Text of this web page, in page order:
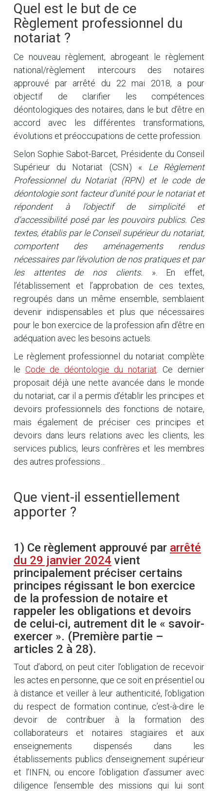
Quel est le but de ce
Règlement professionnel du
notariat ?
Ce nouveau règlement, abrogeant le règlement
national/règlement intercours des notaires
approuvé par arrêté du 22 mai 2018, a pour
objectif de clarifier les compétences
déontologiques des notaires, dans le but d’être en
accord avec les différentes transformations,
évolutions et préoccupations de cette profession.
Selon Sophie Sabot-Barcet, Présidente du Conseil
Supérieur du Notariat (CSN) «
Le Règlement
Professionnel du Notariat (RPN) et le code de
déontologie sont facteur d’unité pour le notariat et
répondent à l’objectif de simplicité et
d’accessibilité posé par les pouvoirs publics. Ces
textes, établis par le Conseil supérieur du notariat,
comportent des aménagements rendus
nécessaires par l’évolution de nos pratiques et par
les attentes de nos clients. ». En effet,
l’établissement et l’approbation de ces textes,
regroupés dans un même ensemble, semblaient
devenir indispensables et plus que nécessaires
pour le bon exercice de la profession afin d’être en
adéquation avec les besoins actuels.
Le règlement professionnel du notariat complète
le Code de déontologie du notariat . Ce dernier
proposait déjà une nette avancée dans le monde
du notariat, car il a permis d’établir les principes et
devoirs professionnels des fonctions de notaire,
mais également de préciser ces principes et
devoirs dans leurs relations avec les clients, les
services publics, leurs confrères et les membres
des autres professions…
Que vient-il essentiellement
apporter ?
1) Ce règlement approuvé par arrêté
du 29 janvier 2024 vient
principalement préciser certains
principes régissant le bon exercice
de la profession de notaire et
rappeler les obligations et devoirs
de celui-ci, autrement dit le « savoir-
exercer ». (Première partie –
articles 2 à 28).
Tout d’abord, on peut citer l’obligation de recevoir
les actes en personne, que ce soit en présentiel ou
à distance et veiller à leur authenticité, l’obligation
du respect de formation continue, c’est-à-dire le
devoir de contribuer à la formation des
collaborateurs et notaires stagiaires et aux
enseignements dispensés dans les
établissements publics d’enseignement supérieur
et l’INFN, ou encore l’obligation d’assumer avec
diligence l’ensemble des missions qui lui sont